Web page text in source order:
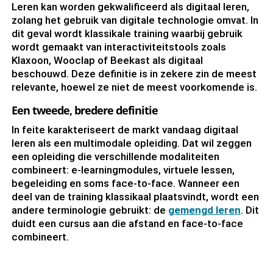
Leren kan worden gekwalificeerd als digitaal leren,
zolang het gebruik van digitale technologie omvat. In
dit geval wordt klassikale training waarbij gebruik
wordt gemaakt van interactiviteitstools zoals
Klaxoon, Wooclap of Beekast als digitaal
beschouwd. Deze definitie is in zekere zin de meest
relevante, hoewel ze niet de meest voorkomende is.
Een tweede, bredere definitie
In feite karakteriseert de markt vandaag digitaal
leren als een multimodale opleiding. Dat wil zeggen
een opleiding die verschillende modaliteiten
combineert: e-learningmodules, virtuele lessen,
begeleiding en soms face-to-face. Wanneer een
deel van de training klassikaal plaatsvindt, wordt een
andere terminologie gebruikt: de gemengd leren. Dit
duidt een cursus aan die afstand en face-to-face
combineert.